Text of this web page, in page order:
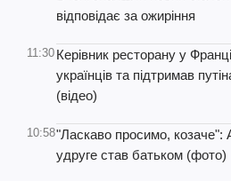
відповідає за ожиріння
11:30 Керівник ресторану у
українців та підтримав
(відео)
10:58"Ласкаво просимо, козаче":
удруге став батьком (фото)